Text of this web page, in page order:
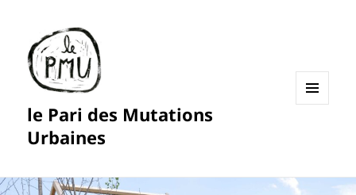
le Pari des Mutations
Urbaines